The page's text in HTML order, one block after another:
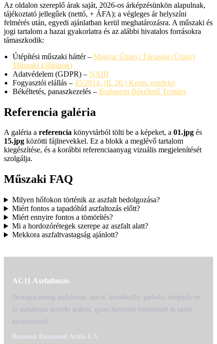
Az oldalon szereplő árak saját, 2026-os árképzésünkön alapulnak,
tájékoztató jellegűek (nettó, + ÁFA); a végleges ár helyszíni
felmérés után, egyedi ajánlatban kerül meghatározásra. A műszaki és
jogi tartalom a hazai gyakorlatra és az alábbi hivatalos forrásokra
támaszkodik:
Útépítési műszaki háttér – Magyar Útügyi Társaság (Útügyi
Műszaki Előírások)
Adatvédelem (GDPR) – NAIH
Fogyasztói elállás – 45/2014. (II. 26.) Korm. rendelet
Békéltetés, panaszkezelés – Budapesti Békéltető Testület
Referencia galéria
A galéria a referencia könyvtárból tölti be a képeket, a 01.jpg és
15.jpg közötti fájlnevekkel. Ez a blokk a meglévő tartalom
kiegészítése, és a korábbi referenciaanyag vizuális megjelenítését
szolgálja.
Műszaki FAQ
Milyen hőfokon történik az aszfalt bedolgozása?
Miért fontos a tapadóhíd aszfaltozás előtt?
Miért ennyire fontos a tömörítés?
Mi a hordozórétegek szerepe az aszfalt alatt?
Mekkora aszfaltvastagság ajánlott?
AC11 Aszfaltozás
Országos meleg aszfaltozás: udvar, kocsibeálló, parkoló, telephely és
út aszfaltozás korrekt árakon, gyors helyszíni felméréssel és tartós
kivitelezéssel.
Bauman Raymond Attila E.V.